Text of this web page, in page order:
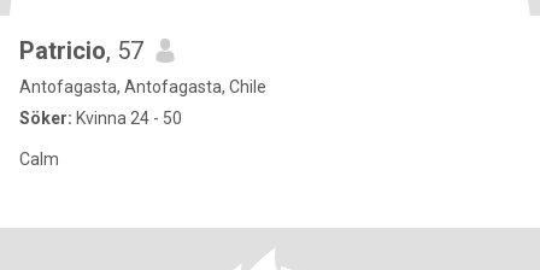
Patricio, 57
Antofagasta, Antofagasta, Chile
Söker: Kvinna 24 - 50
Calm